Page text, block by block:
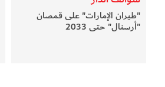
"طيران الإمارات" على قمصان
"أرسنال" حتى 2033